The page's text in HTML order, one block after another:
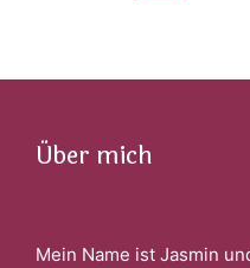
Über mich
Mein Name ist Jasmin